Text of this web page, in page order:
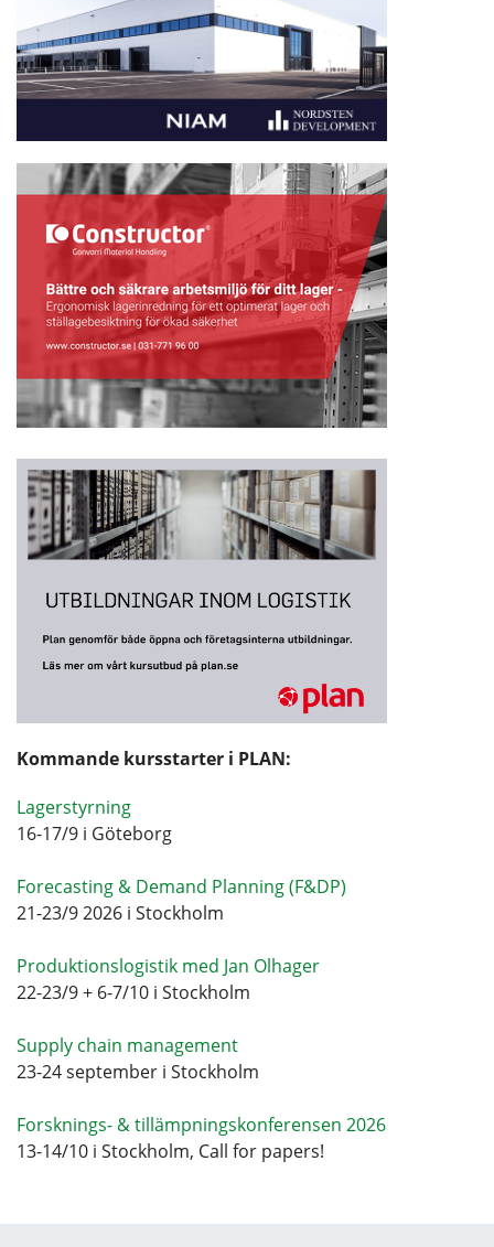
Kommande kursstarter i PLAN:
Lagerstyrning
16-17/9 i Göteborg
Forecasting & Demand Planning (F&DP)
21-23/9 2026 i Stockholm
Produktionslogistik med Jan Olhager
22-23/9 + 6-7/10 i Stockholm
Supply chain management
23-24 september i Stockholm
Forsknings- & tillämpningskonferensen 2026
13-14/10 i Stockholm, Call for papers!